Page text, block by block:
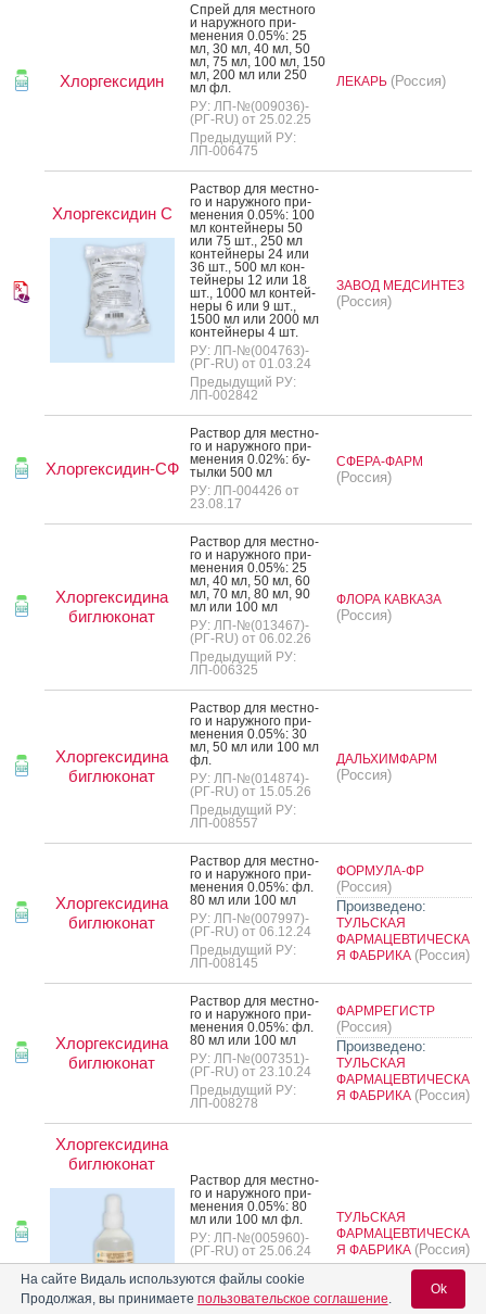
Хлоргексидин
Спрей для мес­тно­го
и на­руж­но­го при­
мене­ния 0.05%: 25
мл, 30 мл, 40 мл, 50
мл, 75 мл, 100 мл, 150
мл, 200 мл или 250
мл фл.
РУ: ЛП-№(009036)-
(РГ-RU) от 25.02.25
Предыдущий РУ:
ЛП-006475
ЛЕКАРЬ (Россия)
Хлоргексидин С
Рас­твор для мес­тно­
го и на­руж­но­го при­
мене­ния 0.05%: 100
мл кон­тей­не­ры 50
или 75 шт., 250 мл
кон­тей­не­ры 24 или
36 шт., 500 мл кон­
тей­не­ры 12 или 18
шт., 1000 мл кон­тей­
не­ры 6 или 9 шт.,
1500 мл или 2000 мл
кон­тей­не­ры 4 шт.
РУ: ЛП-№(004763)-
(РГ-RU) от 01.03.24
Предыдущий РУ:
ЛП-002842
ЗАВОД МЕДСИНТЕЗ
(Россия)
Хлоргексидин-СФ
Рас­твор для мес­тно­
го и на­руж­но­го при­
мене­ния 0.02%: бу­
тыл­ки 500 мл
РУ: ЛП-004426 от
23.08.17
СФЕРА-ФАРМ
(Россия)
Хлоргексидина
биглюконат
Рас­твор для мес­тно­
го и на­руж­но­го при­
мене­ния 0.05%: 25
мл, 40 мл, 50 мл, 60
мл, 70 мл, 80 мл, 90
мл или 100 мл
РУ: ЛП-№(013467)-
(РГ-RU) от 06.02.26
Предыдущий РУ:
ЛП-006325
ФЛОРА КАВКАЗА
(Россия)
Хлоргексидина
биглюконат
Рас­твор для мес­тно­
го и на­руж­но­го при­
мене­ния 0.05%: 30
мл, 50 мл или 100 мл
фл.
РУ: ЛП-№(014874)-
(РГ-RU) от 15.05.26
Предыдущий РУ:
ЛП-008557
ДАЛЬХИМФАРМ
(Россия)
Хлоргексидина
биглюконат
Рас­твор для мес­тно­
го и на­руж­но­го при­
мене­ния 0.05%: фл.
80 мл или 100 мл
РУ: ЛП-№(007997)-
(РГ-RU) от 06.12.24
Предыдущий РУ:
ЛП-008145
ФОРМУЛА-ФР
(Россия)
Произведено:
ТУЛЬСКАЯ
ФАРМАЦЕВТИЧЕСКА
Я ФАБРИКА (Россия)
Хлоргексидина
биглюконат
Рас­твор для мес­тно­
го и на­руж­но­го при­
мене­ния 0.05%: фл.
80 мл или 100 мл
РУ: ЛП-№(007351)-
(РГ-RU) от 23.10.24
Предыдущий РУ:
ЛП-008278
ФАРМРЕГИСТР
(Россия)
Произведено:
ТУЛЬСКАЯ
ФАРМАЦЕВТИЧЕСКА
Я ФАБРИКА (Россия)
Хлоргексидина
биглюконат
Рас­твор для мес­тно­
го и на­руж­но­го при­
мене­ния 0.05%: 80
мл или 100 мл фл.
РУ: ЛП-№(005960)-
(РГ-RU) от 25.06.24
Предыдущий РУ:
ЛП-001347
ТУЛЬСКАЯ
ФАРМАЦЕВТИЧЕСКА
Я ФАБРИКА (Россия)
На сайте Видаль используются файлы cookie
Продолжая, вы принимаете пользовательское соглашение.
Ok